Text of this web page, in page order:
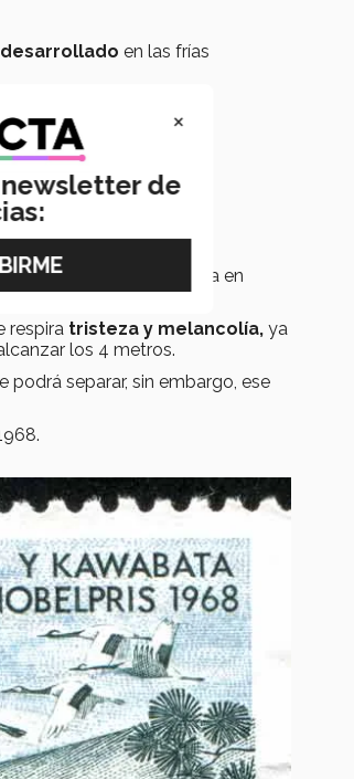
desarrollado en las frías
de este autor, publicada en
respira tristeza y melancolía, ya
los 4 metros.
podrá separar, sin embargo, ese
×
de